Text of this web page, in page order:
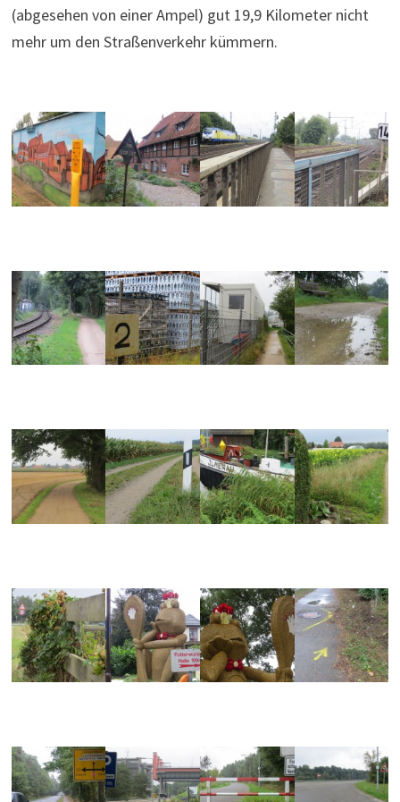
(abgesehen von einer Ampel) gut 19,9 Kilometer nicht
mehr um den Straßenverkehr kümmern.